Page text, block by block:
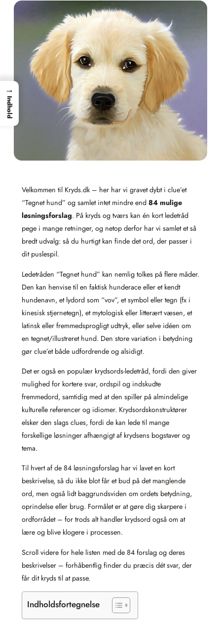
Velkommen til Kryds.dk – her har vi gravet dybt i clue’et
“Tegnet hund” og samlet intet mindre end 84 mulige
løsningsforslag. På kryds og tværs kan én kort ledetråd
pege i mange retninger, og netop derfor har vi samlet et så
bredt udvalg: så du hurtigt kan finde det ord, der passer i
dit puslespil.
Ledetråden “Tegnet hund” kan nemlig tolkes på flere måder.
Den kan henvise til en faktisk hunderace eller et kendt
hundenavn, et lydord som “vov”, et symbol eller tegn (fx i
kinesisk stjernetegn), et mytologisk eller litterært væsen, et
latinsk eller fremmedsprogligt udtryk, eller selve idéen om
en tegnet/illustreret hund. Den store variation i betydning
gør clue’et både udfordrende og alsidigt.
Det er også en populær krydsords-ledetråd, fordi den giver
mulighed for kortere svar, ordspil og indskudte
fremmedord, samtidig med at den spiller på almindelige
kulturelle referencer og idiomer. Krydsordskonstruktører
elsker den slags clues, fordi de kan lede til mange
forskellige løsninger afhængigt af krydsens bogstaver og
tema.
Til hvert af de 84 løsningsforslag har vi lavet en kort
beskrivelse, så du ikke blot får et bud på det manglende
ord, men også lidt baggrundsviden om ordets betydning,
oprindelse eller brug. Formålet er at gøre dig skarpere i
ordforrådet – for trods alt handler krydsord også om at
lære og blive klogere i processen.
Scroll videre for hele listen med de 84 forslag og deres
beskrivelser – forhåbentlig finder du præcis dét svar, der
får dit kryds til at passe.
Indholdsfortegnelse
→
Indhold